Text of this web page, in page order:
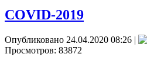
COVID-2019
Опубликовано 24.04.2020 08:26 |
Просмотров: 83872